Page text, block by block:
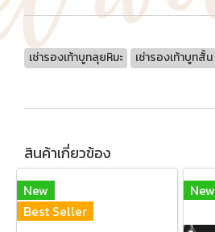
เช่ารองเท้าบูทลุยหิมะ เช่ารองเท้าบูทสั้น
สินค้าเกี่ยวข้อง
New
Best Seller
New